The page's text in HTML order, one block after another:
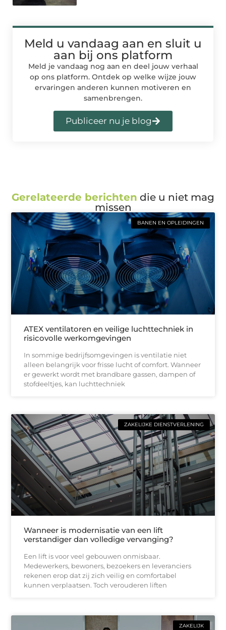
Meld u vandaag aan en sluit u
aan bij ons platform
Meld je vandaag nog aan en deel jouw verhaal
op ons platform. Ontdek op welke wijze jouw
ervaringen anderen kunnen motiveren en
samenbrengen.
Publiceer nu je blog
Gerelateerde berichten die u niet mag
missen
BANEN EN OPLEIDINGEN
ATEX ventilatoren en veilige luchttechniek in
risicovolle werkomgevingen
In sommige bedrijfsomgevingen is ventilatie niet
alleen belangrijk voor frisse lucht of comfort. Wanneer
er gewerkt wordt met brandbare gassen, dampen of
stofdeeltjes, kan luchttechniek
ZAKELIJKE DIENSTVERLENING
Wanneer is modernisatie van een lift
verstandiger dan volledige vervanging?
Een lift is voor veel gebouwen onmisbaar.
Medewerkers, bewoners, bezoekers en leveranciers
rekenen erop dat zij zich veilig en comfortabel
kunnen verplaatsen. Toch verouderen liften
ZAKELIJK